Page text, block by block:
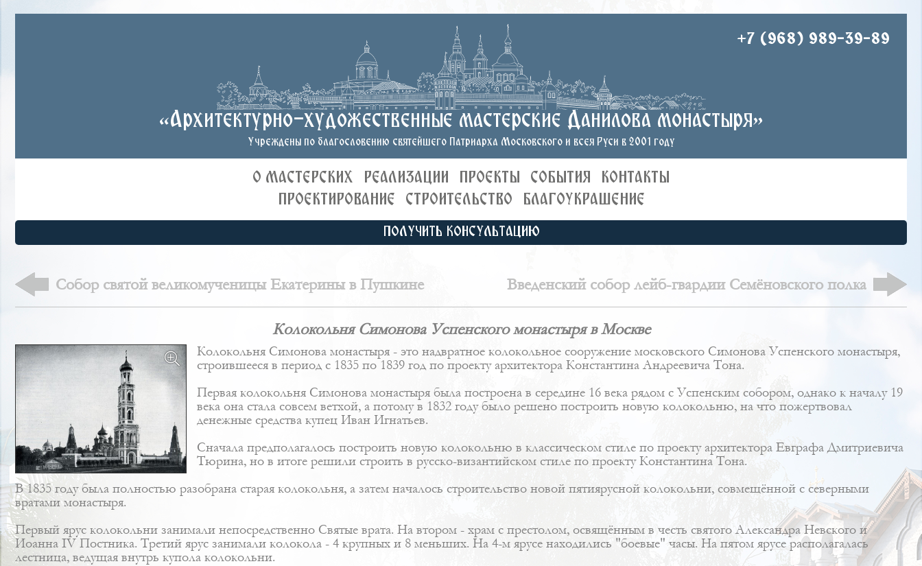
+7 (968) 989-39-89
«Архитектурно-художественные мастерские Данилова монастыря»
Учреждены по благословению святейшего Патриарха Московского и всея Руси в 2001 году
О МАСТЕРСКИХ РЕАЛИЗАЦИИ ПРОЕКТЫ СОБЫТИЯ
КОНТАКТЫ
ПРОЕКТИРОВАНИЕ
СТРОИТЕЛЬСТВО БЛАГОУКРАШЕНИЕ
ПОЛУЧИТЬ КОНСУЛЬТАЦИЮ
Собор святой великомученицы Екатерины в Пушкине Введенский собор лейб-гвардии Семёновского полка
Колокольня Симонова Успенского монастыря в Москве
Колокольня Симонова монастыря - это надвратное колокольное сооружение московского Симонова Успенского монастыря,
строившееся в период с 1835 по 1839 год по проекту архитектора Константина Андреевича Тона.
Первая колокольня Симонова монастыря была построена в середине 16 века рядом с Успенским собором, однако к началу 19
века она стала совсем ветхой, а потому в 1832 году было решено построить новую колокольню, на что пожертвовал
денежные средства купец Иван Игнатьев.
Сначала предполагалось построить новую колокольню в классическом стиле по проекту архитектора Евграфа Дмитриевича
Тюрина, но в итоге решили строить в русско-византийском стиле по проекту Константина Тона.
В 1835 году была полностью разобрана старая колокольня, а затем началось строительство новой пятиярусной колокольни, совмещённой с северными
вратами монастыря.
Первый ярус колокольни занимали непосредственно Святые врата. На втором - храм с престолом, освящённым в честь святого Александра Невского и
Иоанна IV Постника. Третий ярус занимали колокола - 4 крупных и 8 меньших. На 4-м ярусе находились "боевые" часы. На пятом ярусе располагалась
лестница, ведущая внутрь купола колокольни.